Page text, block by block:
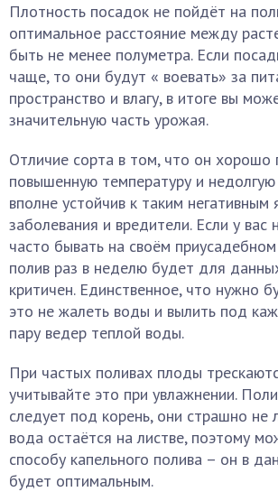
Плотность посадок не пойдёт на
оптимальное расстояние между
быть не менее полуметра. Если
чаще, то они будут « воевать» за
пространство и влагу, в итоге вы
значительную часть урожая.
Отличие сорта в том, что он хорошо
повышенную температуру и недолгую
вполне устойчив к таким негативным
заболевания и вредители. Если у вас
часто бывать на своём приусадебном
полив раз в неделю будет для
критичен. Единственное, что нужно
это не жалеть воды и вылить под
пару ведер теплой воды.
При частых поливах плоды
учитывайте это при увлажнении.
следует под корень, они страшно не
вода остаётся на листве, поэтому
способу капельного полива – он в
будет оптимальным.